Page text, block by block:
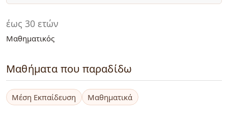
έως 30 ετών
Μαθηματικός
Μαθήματα που παραδίδω
Μέση Εκπαίδευση Μαθηματικά